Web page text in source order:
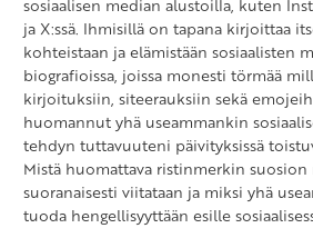
ja X:ssä. Ihmisillä on tapana kirjoittaa
kohteistaan ja elämistään sosiaalisten
biografioissa, joissa monesti törmää
kirjoituksiin, siteerauksiin sekä
huomannut yhä useammankin
tehdyn tuttavuuteni päivityksissä
Mistä huomattava ristinmerkin
suoranaisesti viitataan ja miksi yhä
tuoda hengellisyyttään esille